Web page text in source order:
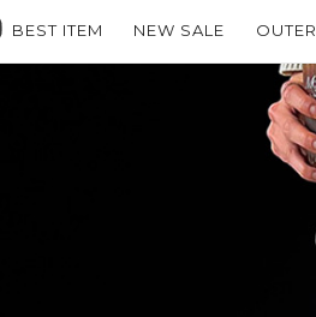
BEST ITEM NEW SALE OUTER